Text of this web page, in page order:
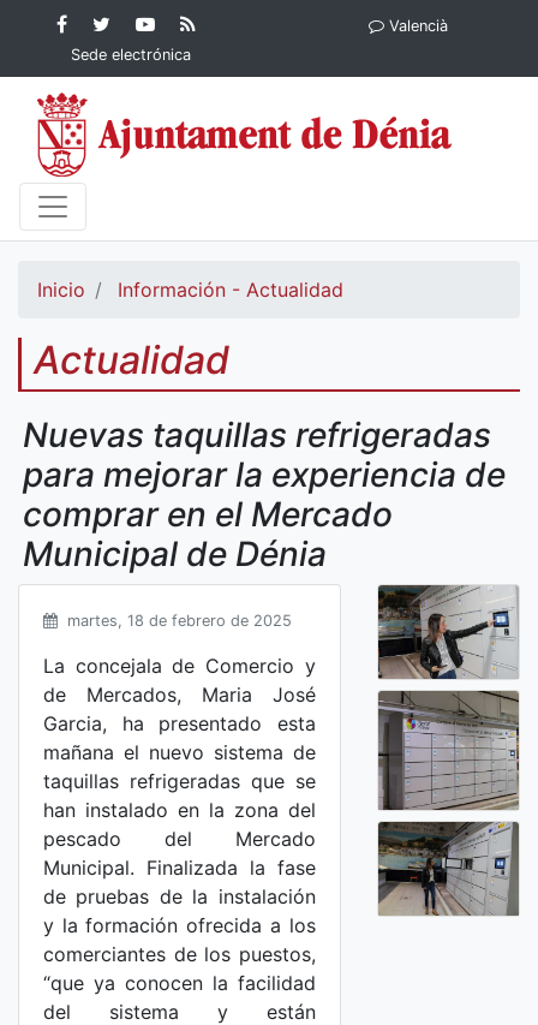
Contenido principalFacebook
Ayuntamiento de
Dénia
Ayuntamiento
de Dénia
YouTube
Ayuntamiento
de Dénia
Ayuntamiento
Sede electrónica
Valencià
Inicio Información - Actualidad
Actualidad
Nuevas taquillas refrigeradas
para mejorar la experiencia de
comprar en el Mercado
Municipal de Dénia
martes, 18 de febrero de 2025
La concejala de Comercio y
de Mercados, Maria José
Garcia, ha presentado esta
mañana el nuevo sistema de
taquillas refrigeradas que se
han instalado en la zona del
pescado del Mercado
Municipal. Finalizada la fase
de pruebas de la instalación
y la formación ofrecida a los
comerciantes de los puestos,
“que ya conocen la facilidad
del sistema y están